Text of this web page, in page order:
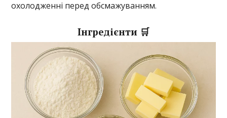
охолодженні перед обсмажуванням.
Інгредієнти 🛒